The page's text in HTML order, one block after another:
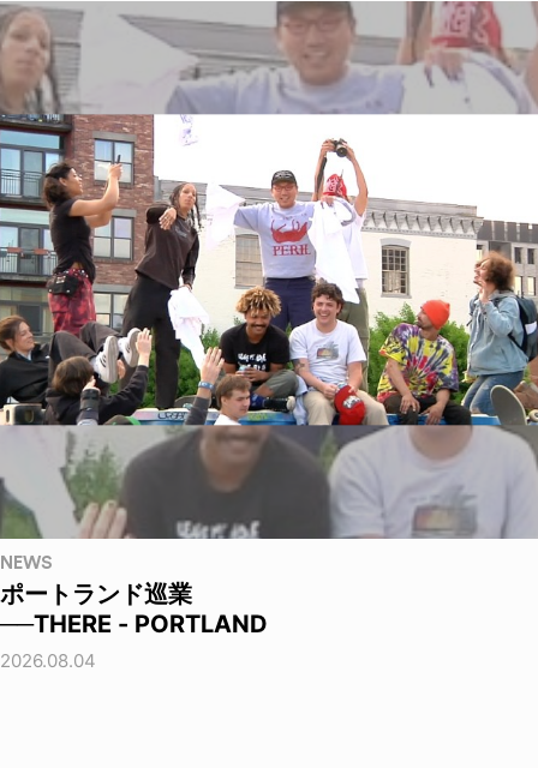
NEWS
ポートランド巡業
──THERE - PORTLAND
2026.08.04